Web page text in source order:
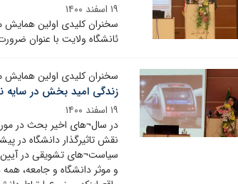
۱۹ اسفند ۱۴۰۰
سخنران کلیدی اولین
ئانشگاه ولایت با عنوان
سخنران کلیدی اولین
زندگی امید بخش در سایه
۱۹ اسفند ۱۴۰۰
در سال¬های اخیر بحث در
نقش تاثیرگذار دانشگاه در
سیاست¬های تشویقی در
و موثر دانشگاه و جامعه، همه